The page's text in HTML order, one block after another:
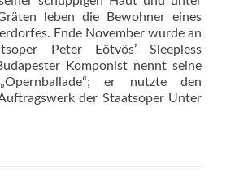
leben die Bewohner eines
Ende November wurde an
Peter Eötvös’ Sleepless
Komponist nennt seine
er nutzte den
der Staatsoper Unter